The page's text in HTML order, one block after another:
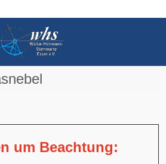
um Beachtung: